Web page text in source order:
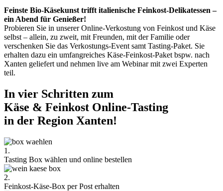
Feinste Bio-Käsekunst trifft italienische Feinkost-Delikatessen –
ein Abend für Genießer!
Probieren Sie in unserer Online-Verkostung von Feinkost und Käse
selbst – allein, zu zweit, mit Freunden, mit der Familie oder
verschenken Sie das Verkostungs-Event samt Tasting-Paket. Sie
erhalten dazu ein umfangreiches Käse-Feinkost-Paket bspw. nach
Xanten geliefert und nehmen live am Webinar mit zwei Experten
teil.
In vier Schritten zum
Käse & Feinkost Online-Tasting
in der Region Xanten!
1.
Tasting Box wählen und online bestellen
2.
Feinkost-Käse-Box per Post erhalten